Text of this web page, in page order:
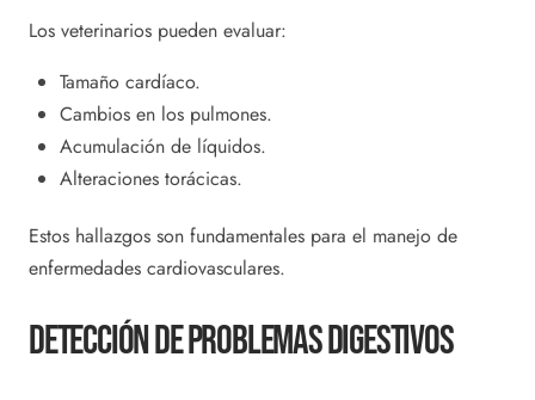
Los veterinarios pueden evaluar:
Tamaño cardíaco.
Cambios en los pulmones.
Acumulación de líquidos.
Alteraciones torácicas.
Estos hallazgos son fundamentales para el manejo de
enfermedades cardiovasculares.
Detección De Problemas Digestivos